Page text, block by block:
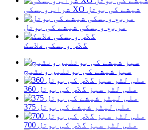
شراب وہسکی XO شیشے کی بوتل
مربع وہسکی شیشے کی بوتل
گلاس وہسکی فلاسک
سبز شیشے کی بوتلیں ونٹیج
360 ملی لٹر سبز گلاس کی بوتل
375 ملی لیٹر شیشے کی بوتل
700 ملی لٹر سبز گلاس کی بوتل